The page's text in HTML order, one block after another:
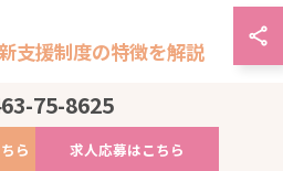
支援制度の特徴を解説
最新支援制度は、多様化する
います。例えば、介護保険制
ービス内容や利用限度額が細
75-8625
ら 求人応募はこちら